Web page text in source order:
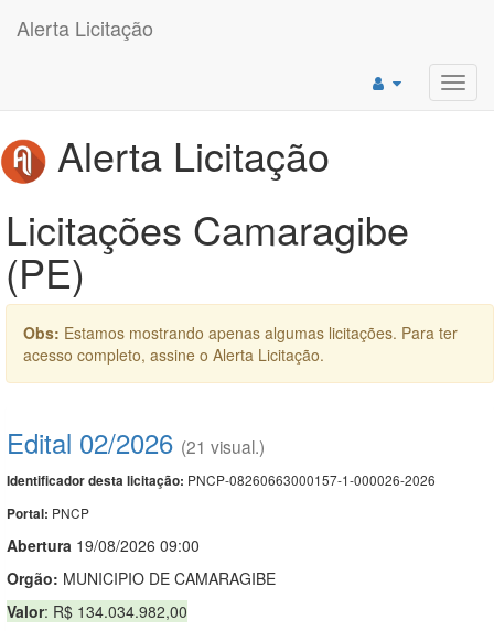
Alerta Licitação
Alerta Licitação
Licitações Camaragibe
(PE)
Obs: Estamos mostrando apenas algumas licitações. Para ter
acesso completo, assine o Alerta Licitação.
Edital 02/2026 (21 visual.)
Identificador desta licitação: PNCP-08260663000157-1-000026-2026
Portal: PNCP
Abertura 19/08/2026 09:00
Orgão: MUNICIPIO DE CAMARAGIBE
Valor: R$ 134.034.982,00